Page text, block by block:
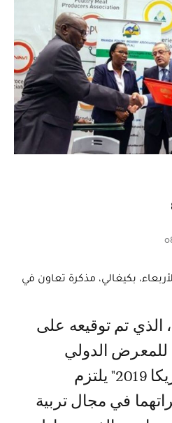
بكيغالي، مذكرة تعاون في
للمعرض الدولي
للدواجن "بولتري أفريكا 2019" يلتزم
في مجال تربية